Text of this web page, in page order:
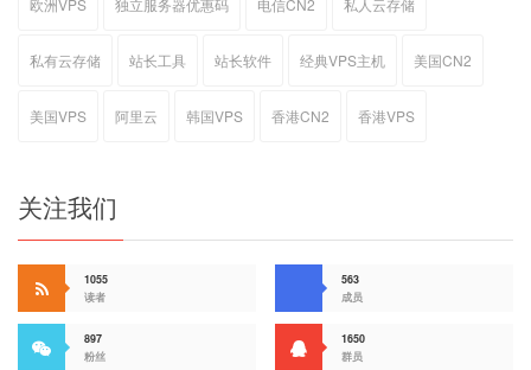
欧洲VPS 独立服务器优惠码 电信CN2 私人云存储
私有云存储 站长工具 站长软件 经典VPS主机 美国CN2
美国VPS 阿里云 韩国VPS 香港CN2 香港VPS
关注我们
1055
读者
563
成员
897
粉丝
1650
群员